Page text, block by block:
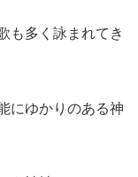
も多く詠まれてき
にゆかりのある神